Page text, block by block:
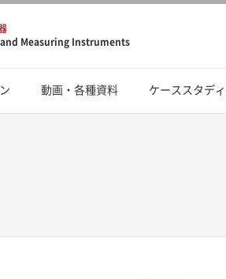
Measuring Instruments
動画・各種資料 ケーススタディ